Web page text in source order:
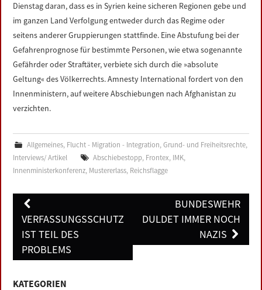
Dienstag daran, dass es in Syrien keine sicheren Regionen gebe und
im ganzen Land Verfolgung entweder durch das Regime oder
seitens anderer Gruppierungen stattfinde. Eine Abstufung bei der
Gefahrenprognose für bestimmte Personen, wie etwa sogenannte
Gefährder oder Straftäter, verbiete sich durch die »absolute
Geltung« des Völkerrechts. Amnesty International fordert von den
Innenministern, auf weitere Abschiebungen nach Afghanistan zu
verzichten.
Allgemeines, Flucht - Migration - Integration, Grund- und Freiheitsrechte,
Interviews/ Artikel
Abschiebestopp, Frontex, IMK,
Innenministerkonferenz, Mustererlass, Reichsflagge
Post
navigation
VERFASSUNGSSCHUTZ
IST TEIL DES
PROBLEMS
BUNDESWEHR
DULDET IMMER NOCH
NAZIS
KATEGORIEN